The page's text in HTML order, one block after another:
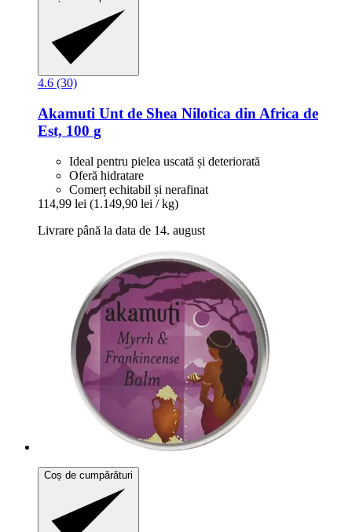
4.6 (30)
Akamuti Unt de Shea Nilotica din Africa de
Est, 100 g
Ideal pentru pielea uscată și deteriorată
Oferă hidratare
Comerț echitabil și nerafinat
114,99 lei (1.149,90 lei / kg)
Livrare până la data de 14. august
Coș de cumpărături